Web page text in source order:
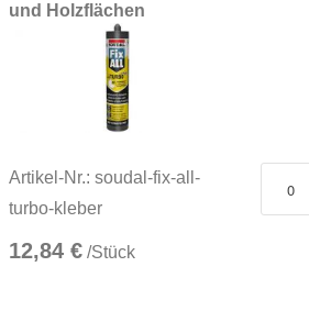
und Holzflächen
Artikel-Nr.: soudal-fix-all-
turbo-kleber
12,84 € /Stück